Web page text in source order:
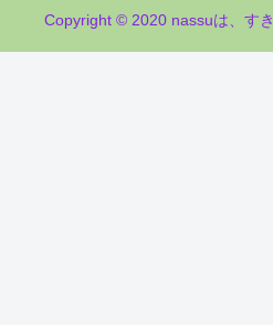
Copyright © 2020 nassuは、す